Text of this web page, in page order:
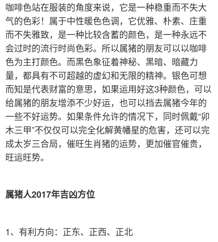
咖啡色站在服装的角度来说，它是一种稳重而不失大
气的色彩！属于中性暖色色调，它优雅、朴素、庄重
而不失雅致，是一种比较含蓄的颜色，是一种永远不
会过时的流行时尚色彩。所以属猪的朋友可以以咖啡
色为主打颜色。而黑色象征着神秘、黑暗、暗藏力
量，都具有不可超越的虚幻和无限的精神。银色可想
而知是代表财富的意思，如果运用好这3种颜色，可以
给属猪的朋友增添不少好运，也可以挡去属猪今年的
一些不好运势。如果条件允许的情况下，同时佩戴“卯
木三甲”不仅仅可以完全化解黄幡星的危害，还可以完
成太岁三合局，催旺生肖猪的运势，更加催官催贵，
旺运旺势。
属猪人2017年吉凶方位
1、有利方向：正东、正西、正北